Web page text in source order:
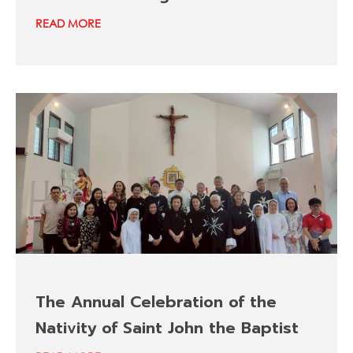
READ MORE
The Annual Celebration of the
Nativity of Saint John the Baptist